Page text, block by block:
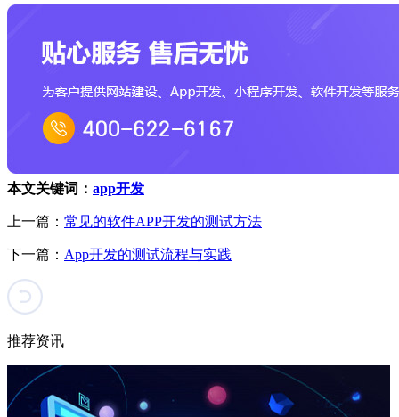
本文关键词： app开发
上一篇： 常见的软件APP开发的测试方法
下一篇： App开发的测试流程与实践
推荐资讯